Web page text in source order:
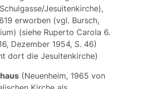
Jesuitenkirche),
erworben (vgl. Bursch,
) (sieheRuperto Carola 6.
Dezember 1954, S. 46)
dort die Jesuitenkirche)
(Neuenheim, 1965 von